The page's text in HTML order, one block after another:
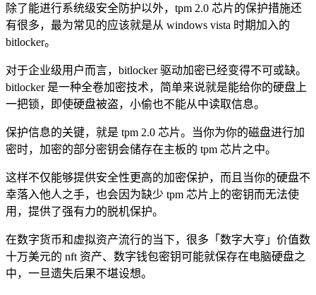
除了能进行系统级安全防护以外，tpm 2.0 芯片的保护措施还
有很多，最为常见的应该就是从 windows vista 时期加入的
bitlocker。
对于企业级用户而言，bitlocker 驱动加密已经变得不可或缺。
bitlocker 是一种全卷加密技术，简单来说就是能给你的硬盘上
一把锁，即使硬盘被盗，小偷也不能从中读取信息。
保护信息的关键，就是 tpm 2.0 芯片。当你为你的磁盘进行加
密时，加密的部分密钥会储存在主板的 tpm 芯片之中。
这样不仅能够提供安全性更高的加密保护，而且当你的硬盘不
幸落入他人之手，也会因为缺少 tpm 芯片上的密钥而无法使
用，提供了强有力的脱机保护。
在数字货币和虚拟资产流行的当下，很多「数字大亨」价值数
十万美元的 nft 资产、数字钱包密钥可能就保存在电脑硬盘之
中，一旦遗失后果不堪设想。